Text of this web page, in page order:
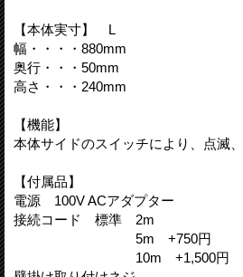
【本体実寸】 L
幅・・・・880mm
奥行・・・50mm
高さ・・・240mm
【機能】
本体サイドのスイッチにより、点滅
【付属品】
電源 100V ACアダプター
接続コード 標準 2m
5m +750円
10m +1,500円